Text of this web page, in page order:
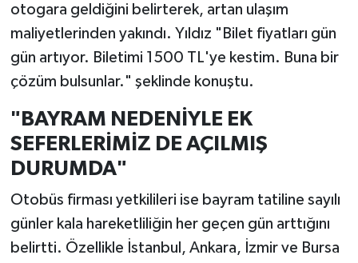
otogara geldiğini belirterek, artan ulaşım
maliyetlerinden yakındı. Yıldız "Bilet fiyatları gün
gün artıyor. Biletimi 1500 TL'ye kestim. Buna bir
çözüm bulsunlar." şeklinde konuştu.
"BAYRAM NEDENİYLE EK
SEFERLERİMİZ DE AÇILMIŞ
DURUMDA"
Otobüs firması yetkilileri ise bayram tatiline sayılı
günler kala hareketliliğin her geçen gün arttığını
belirtti. Özellikle İstanbul, Ankara, İzmir ve Bursa